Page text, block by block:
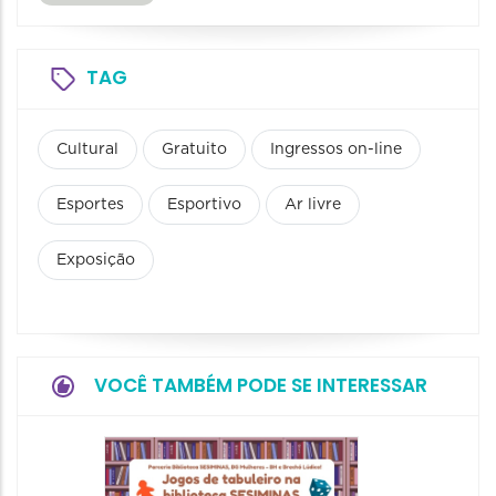
TAG
Cultural Gratuito Ingressos on-line
Esportes Esportivo Ar livre
Exposição
VOCÊ TAMBÉM PODE SE INTERESSAR